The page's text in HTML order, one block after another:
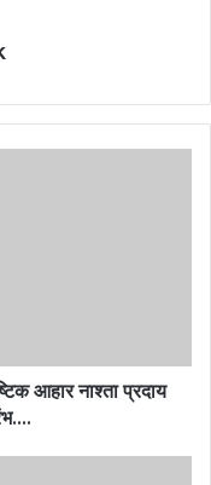
आहार नाश्ता प्रदाय